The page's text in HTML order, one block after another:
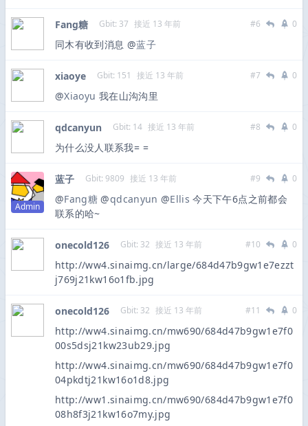
Fang糖 Gbit: 37 接近 13 年前 #6 0
同木有收到消息 @蓝子
xiaoye Gbit: 151 接近 13 年前 #7 0
@Xiaoyu 我在山沟沟里
qdcanyun Gbit: 14 接近 13 年前 #8 0
为什么没人联系我= =
Admin
蓝子 Gbit: 9809 接近 13 年前 #9 0
@Fang糖 @qdcanyun @Ellis 今天下午6点之前都会
联系的哈~
onecold126 Gbit: 32 接近 13 年前 #10 0
http://ww4.sinaimg.cn/large/684d47b9gw1e7ezzt
j769j21kw16o1fb.jpg
onecold126 Gbit: 32 接近 13 年前 #11 0
http://ww4.sinaimg.cn/mw690/684d47b9gw1e7f0
00s5dsj21kw23ub29.jpg
http://ww4.sinaimg.cn/mw690/684d47b9gw1e7f0
04pkdtj21kw16o1d8.jpg
http://ww1.sinaimg.cn/mw690/684d47b9gw1e7f0
08h8f3j21kw16o7my.jpg